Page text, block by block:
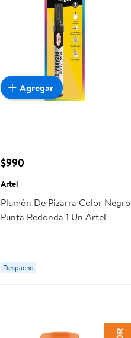
$990
Artel
Plumón De Pizarra Color Negro
Punta Redonda 1 Un Artel
Despacho
Agregar